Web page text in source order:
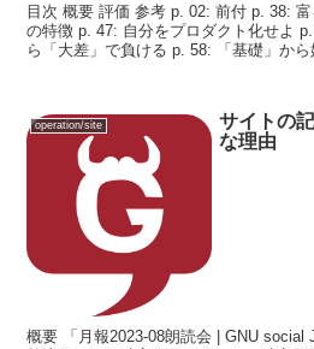
目次 概要 評価 参考 p. 02: 前付 p. 38: 富
の特徴 p. 47: 自分をプロダクト化せよ
ら「大差」で負ける p. 58: 「基礎」から
operation/site
サイトの
な理由
概要 「月報2023-08朗読会 | GNU social